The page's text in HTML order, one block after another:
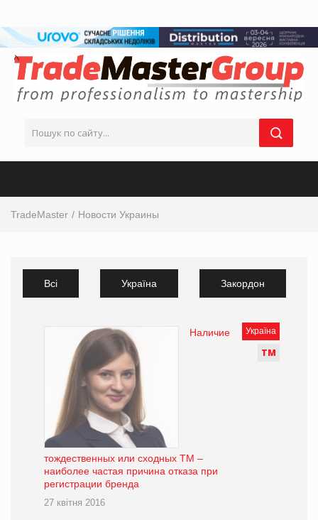
TradeMaster Новости Украины
Всі Україна Закордон
Україна
ТМ
Наличие
тождественных или сходных ТМ –
наиболее частая причина отказа при
регистрации бренда
27 квітня 2016